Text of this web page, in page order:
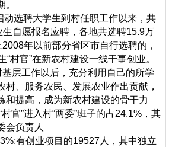
选聘大学生到村任职工作以来，共
自愿报名应聘，各地共选聘15.9万
年以前部分省区市自行选聘的，
“村官”在新农村建设一线干事创业。
层工作以后，充分利用自己的所学
村、服务农民、发展农业作出贡献，
和提高，成为新农村建设的骨干力
官”进入村“两委”班子的占24.1%，其
会负责人
有创业项目的19527人，其中独立